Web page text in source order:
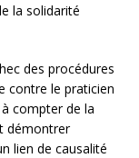
la solidarité
des procédures
contre le praticien
compter de la
démontrer
lien de causalité